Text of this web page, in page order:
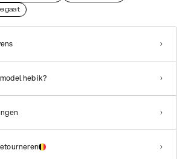
heb ik?